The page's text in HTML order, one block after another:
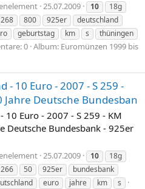
25.07.2009 10
18g
268 800 925er
deutschland
geburtstag km s
thüningen
0 Album: Euromünzen 1999 bis
- 10 Euro - 2007 - S 259 -
Jahre Deutsche Bundesban
10 Euro - 2007 - S 259 - KM
Deutsche Bundesbank - 925er
25.07.2009 10
18g
266 50 925er
bundesbank
euro jahre km s